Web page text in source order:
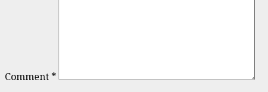
Comment *